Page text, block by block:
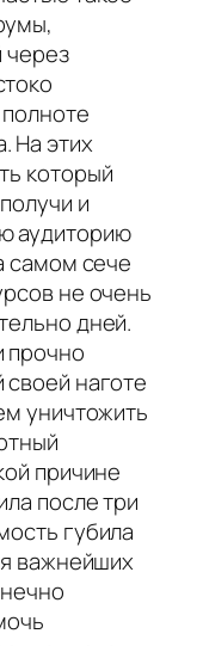
через
На этих
который
и
аудиторию
самом сече
не очень
дней.
прочно
наготе
уничтожить
причине
после три
губила
важнейших